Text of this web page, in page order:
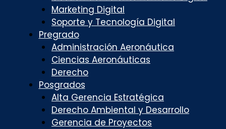
Marketing Digital
Soporte y Tecnología Digital
Pregrado
Administración Aeronáutica
Ciencias Aeronáuticas
Derecho
Posgrados
Alta Gerencia Estratégica
Derecho Ambiental y Desarrollo
Gerencia de Proyectos